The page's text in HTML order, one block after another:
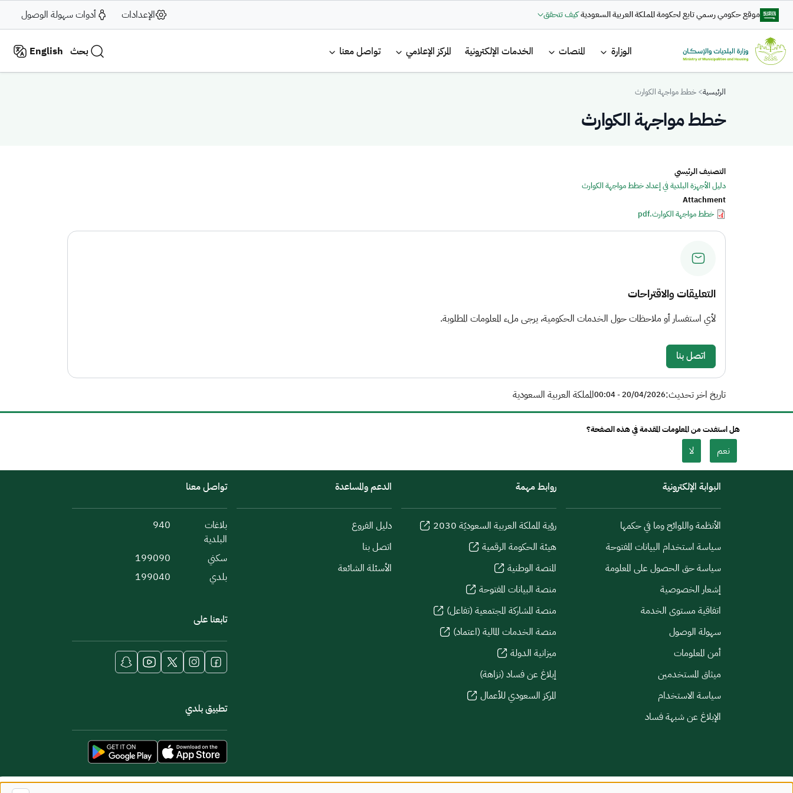
تجاوز إلى المحتوى الرئيسي
موقع حكومي رسمي تابع لحكومة المملكة العربية السعوديةكيف تتحقق الإعدادات أدوات سهولة الوصول
القائمة الرئيسية
الوزارة المنصات الخدمات الإلكترونية المركز الإعلامي تواصل معنا بحث English
Breadcrumb
الرئيسية خطط مواجهة الكوارث
خطط مواجهة الكوارث
التصنيف الرئيسي
دليل الأجهزة البلدية في إعداد خطط مواجهة الكوارث
Attachment
خطط مواجهة الكوارث.pdf
التعليقات والاقتراحات
لأي استفسار أو ملاحظات حول الخدمات الحكومية، يرجى ملء المعلومات المطلوبة.
اتصل بنا
تاريخ اخر تحديث:20/04/2026 - 00:04 المملكة العربية السعودية
هل استفدت من المعلومات المقدمة في هذه الصفحة؟
نعم لا
البوابة الإلكترونية
الأنظمة واللوائح وما في حكمها
سياسة استخدام البيانات المفتوحة
سياسة حق الحصول على المعلومة
إشعار الخصوصية
اتفاقية مستوى الخدمة
سهولة الوصول
أمن المعلومات
ميثاق المستخدمين
سياسة الاستخدام
الإبلاغ عن شبهة فساد
روابط مهمة
رؤية المملكة العربية السعوديّة 2030
هيئة الحكومة الرقمية
المنصة الوطنية
منصة البيانات المفتوحة
منصة المشاركة المجتمعية (تفاعل)
منصة الخدمات المالية (اعتماد)
ميزانية الدولة
إبلاغ عن فساد (نزاهة)
المركز السعودي للأعمال
الدعم والمساعدة
دليل الفروع
اتصل بنا
الأسئلة الشائعة
تواصل معنا
بلاغات
البلدية
940
سكني
199090
بلدي
199040
تابعنا على
تطبيق بلدي